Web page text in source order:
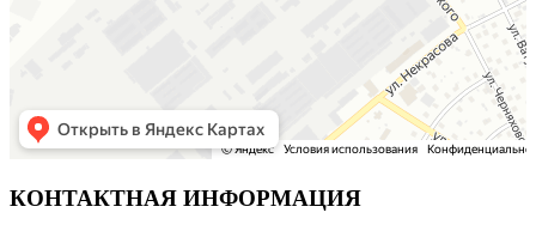
КОНТАКТНАЯ ИНФОРМАЦИЯ